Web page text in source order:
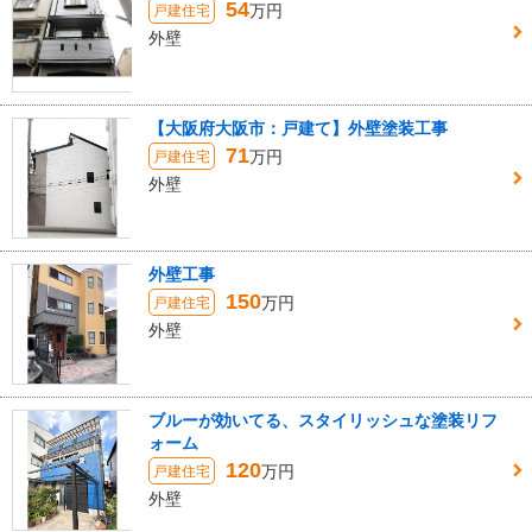
戸建住宅 54万円
外壁
【大阪府大阪市：戸建て】外壁塗装工事
戸建住宅 71万円
外壁
外壁工事
戸建住宅 150万円
外壁
ブルーが効いてる、スタイリッシュな塗装リフ
ォーム
戸建住宅 120万円
外壁